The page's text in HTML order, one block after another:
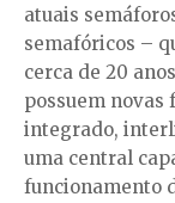
atuais
semafóricos –
cerca de 20
possuem novas
integrado,
uma central
funcionamento